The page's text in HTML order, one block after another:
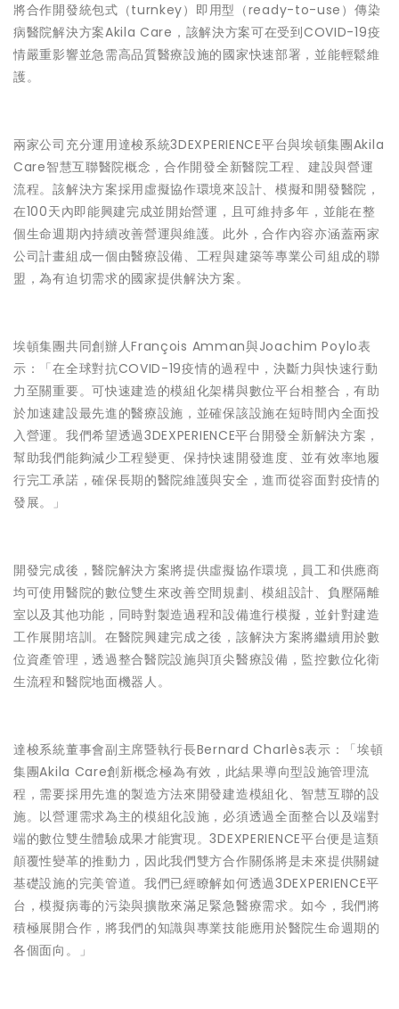
將合作開發統包式（turnkey）即用型（ready-to-use）傳染
病醫院解決方案Akila Care，該解決方案可在受到COVID-19疫
情嚴重影響並急需高品質醫療設施的國家快速部署，並能輕鬆維
護。
兩家公司充分運用達梭系統3DEXPERIENCE平台與埃頓集團Akila
Care智慧互聯醫院概念，合作開發全新醫院工程、建設與營運
流程。該解決方案採用虛擬協作環境來設計、模擬和開發醫院，
在100天內即能興建完成並開始營運，且可維持多年，並能在整
個生命週期內持續改善營運與維護。此外，合作內容亦涵蓋兩家
公司計畫組成一個由醫療設備、工程與建築等專業公司組成的聯
盟，為有迫切需求的國家提供解決方案。
埃頓集團共同創辦人François Amman與Joachim Poylo表
示：「在全球對抗COVID-19疫情的過程中，決斷力與快速行動
力至關重要。可快速建造的模組化架構與數位平台相整合，有助
於加速建設最先進的醫療設施，並確保該設施在短時間內全面投
入營運。我們希望透過3DEXPERIENCE平台開發全新解決方案，
幫助我們能夠減少工程變更、保持快速開發進度、並有效率地履
行完工承諾，確保長期的醫院維護與安全，進而從容面對疫情的
發展。」
開發完成後，醫院解決方案將提供虛擬協作環境，員工和供應商
均可使用醫院的數位雙生來改善空間規劃、模組設計、負壓隔離
室以及其他功能，同時對製造過程和設備進行模擬，並針對建造
工作展開培訓。在醫院興建完成之後，該解決方案將繼續用於數
位資產管理，透過整合醫院設施與頂尖醫療設備，監控數位化衛
生流程和醫院地面機器人。
達梭系統董事會副主席暨執行長Bernard Charlès表示：「埃頓
集團Akila Care創新概念極為有效，此結果導向型設施管理流
程，需要採用先進的製造方法來開發建造模組化、智慧互聯的設
施。以營運需求為主的模組化設施，必須透過全面整合以及端對
端的數位雙生體驗成果才能實現。3DEXPERIENCE平台便是這類
顛覆性變革的推動力，因此我們雙方合作關係將是未來提供關鍵
基礎設施的完美管道。我們已經瞭解如何透過3DEXPERIENCE平
台，模擬病毒的污染與擴散來滿足緊急醫療需求。如今，我們將
積極展開合作，將我們的知識與專業技能應用於醫院生命週期的
各個面向。」